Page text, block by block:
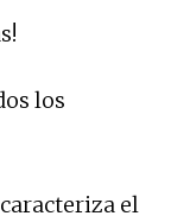
los
el